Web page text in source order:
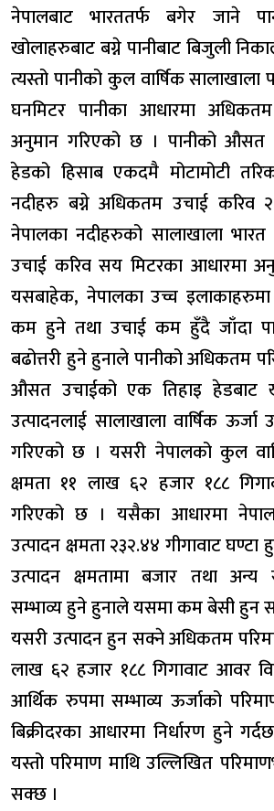
नेपालबाट भारततर्फ बगेर जाने
खोलाहरुबाट बग्ने पानीबाट बिजुली
त्यस्तो पानीको कुल वार्षिक सालाखाला
घनमिटर पानीका आधारमा
अनुमान गरिएको छ । पानीको औसत
हेडको हिसाब एकदमै मोटामोटी
नदीहरु बग्ने अधिकतम उचाई करिव
नेपालका नदीहरुको सालाखाला भारत
उचाई करिव सय मिटरका आधारमा
यसबाहेक, नेपालका उच्च इलाकाहरुमा
कम हुने तथा उचाई कम हुँदै जाँदा
बढोत्तरी हुने हुनाले पानीको अधिकतम
औसत उचाईको एक तिहाइ हेडबाट
उत्पादनलाई सालाखाला वार्षिक ऊर्जा
गरिएको छ । यसरी नेपालको कुल
क्षमता ११ लाख ६२ हजार १८८
गरिएको छ । यसैका आधारमा
उत्पादन क्षमता २३२.४४ गीगावाट
उत्पादन क्षमतामा बजार तथा
सम्भाव्य हुने हुनाले यसमा कम बेसी हुन
यसरी उत्पादन हुन सक्ने अधिकतम
लाख ६२ हजार १८८ गिगावाट आवर
आर्थिक रुपमा सम्भाव्य ऊर्जाको
बिक्रीदरका आधारमा निर्धारण हुने
यस्तो परिमाण माथि उल्लिखित
सक्छ ।